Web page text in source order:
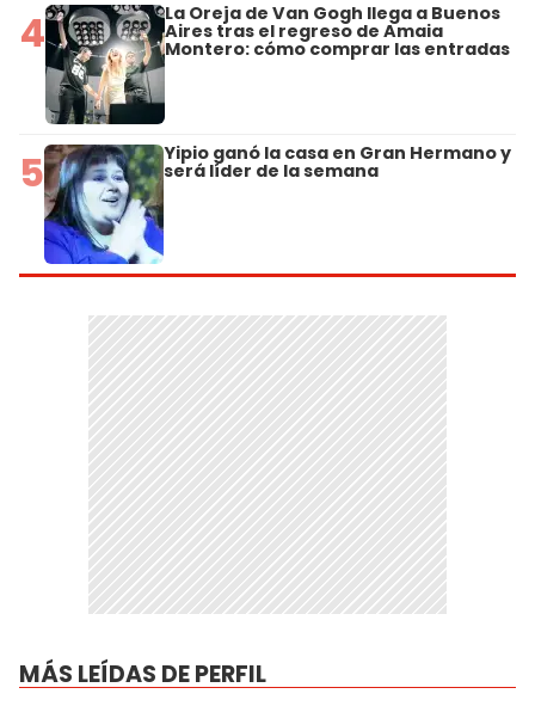
4 La Oreja de Van Gogh llega a Buenos
Aires tras el regreso de Amaia
Montero: cómo comprar las entradas
5 Yipio ganó la casa en Gran Hermano y
será líder de la semana
MÁS LEÍDAS DE PERFIL